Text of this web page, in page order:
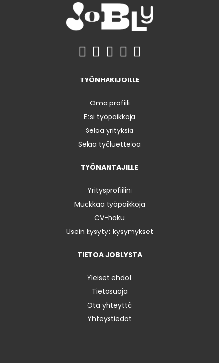
TYÖNHAKIJOILLE
Oma profiili
Etsi työpaikkoja
Selaa yrityksiä
Selaa työluetteloa
TYÖNANTAJILLE
Yritysprofiilini
Muokkaa työpaikkoja
CV-haku
Usein kysytyt kysymykset
TIETOA JOBLYSTA
Yleiset ehdot
Tietosuoja
Ota yhteyttä
Yhteystiedot